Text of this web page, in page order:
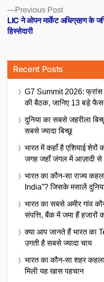
Previous PostPrevious
post:
LIC ने ओपन मार्केट अधिग्रहण के
हिस्सेदारी
Recent Posts
G7 Summit 2026: फ्रांस
की बैठक, जानिए 13 बड़े
दुनिया का सबसे जहरीला
सबसे ज्यादा बिच्छू
भारत में कहाँ है एशियाई
जगह जहाँ जंगल में आज़ादी
भारत का कौन-सा राज्य
India”? जिसके मसालें
भारत का सबसे अमीर गांव
संपत्ति, बैंक में जमा हैं हजारों
क्या आप जानते हैं भारत का
उगती है सबसे ज्यादा चाय
भारत का कौन-सा शहर
मिली यह खास पहचान